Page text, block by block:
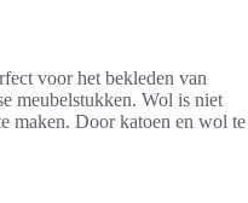
voor het bekleden van
meubelstukken. Wol is niet
maken. Door katoen en wol te